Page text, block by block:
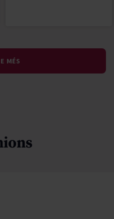
MÉS